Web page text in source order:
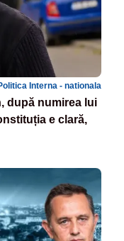
Interna - nationala
după numirea lui
e clară,